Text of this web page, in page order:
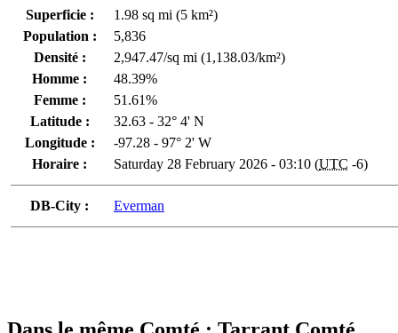
Superficie :
1.98 sq mi (5 km²)
Population :
5,836
Densité :
2,947.47/sq mi (1,138.03/km²)
Homme :
48.39%
Femme :
51.61%
Latitude :
32.63 - 32° 4' N
Longitude :
-97.28 - 97° 2' W
Horaire :
Saturday 28 February 2026 - 03:10 (UTC -6)
DB-City : Everman